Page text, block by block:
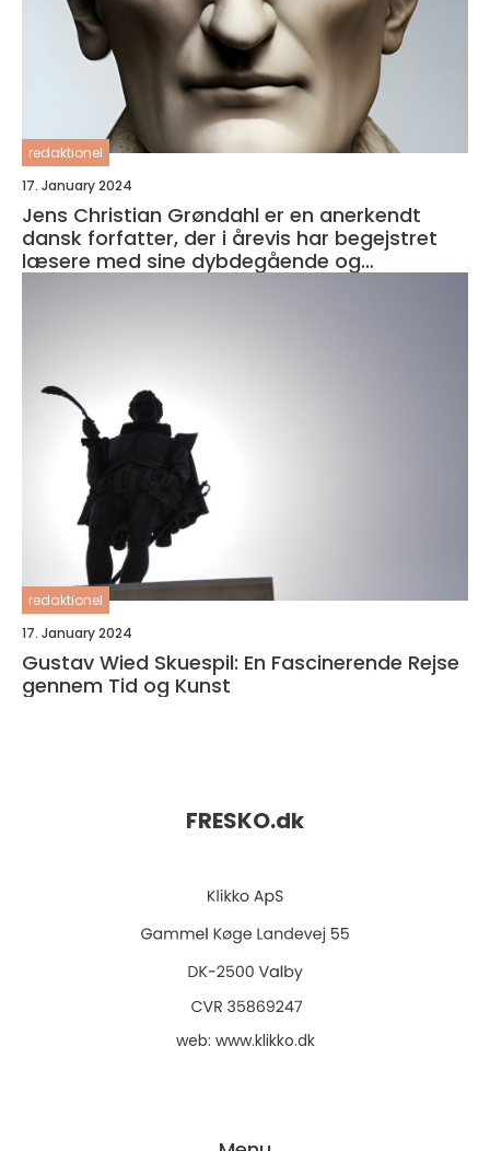
redaktionel
17. January 2024
Jens Christian Grøndahl er en anerkendt
dansk forfatter, der i årevis har begejstret
læsere med sine dybdegående og
redaktionel
17. January 2024
Gustav Wied Skuespil: En Fascinerende Rejse
gennem Tid og Kunst
FRESKO.dk
web: www.klikko.dk